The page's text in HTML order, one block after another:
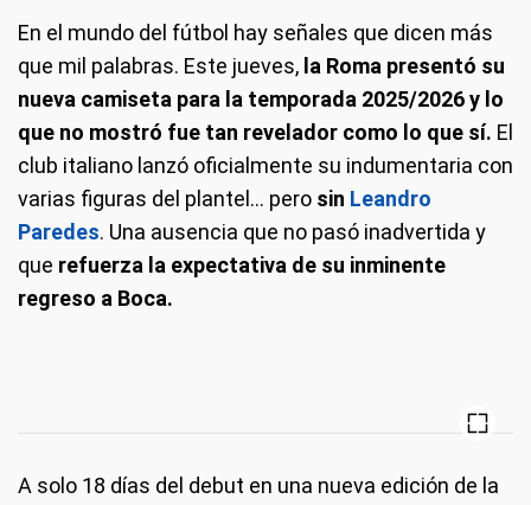
En el mundo del fútbol hay señales que dicen más
que mil palabras. Este jueves, la Roma presentó su
nueva camiseta para la temporada 2025/2026 y lo
que no mostró fue tan revelador como lo que sí. El
club italiano lanzó oficialmente su indumentaria con
varias figuras del plantel… pero sin Leandro
Paredes. Una ausencia que no pasó inadvertida y
que refuerza la expectativa de su inminente
regreso a Boca.
A solo 18 días del debut en una nueva edición de la